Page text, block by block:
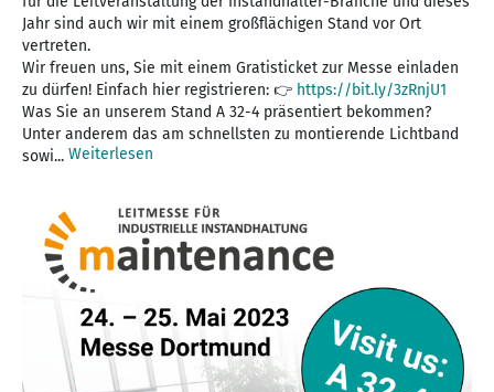
Jahr sind auch wir mit einem großflächigen Stand vor Ort
vertreten.
Wir freuen uns, Sie mit einem Gratisticket zur Messe einladen
zu dürfen! Einfach hier registrieren: 👉 https://bit.ly/3zRnjU1
Was Sie an unserem Stand A 32-4 präsentiert bekommen?
Unter anderem das am schnellsten zu montierende Lichtband
sowi... Weiterlesen